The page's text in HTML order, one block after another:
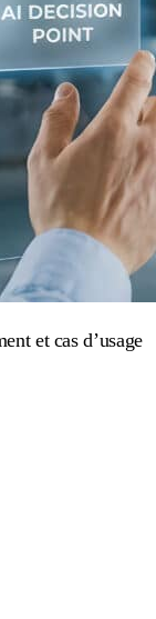
et cas d’usage